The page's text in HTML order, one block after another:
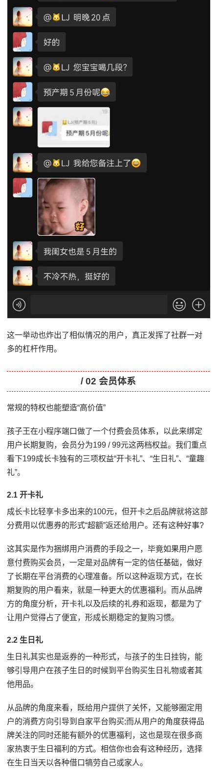
这一举动也炸出了相似情况的用户，真正发挥了社群一对
多的杠杆作用。
/ 02 会员体系
常规的特权也能塑造“高价值”
孩子王在小程序端口做了一个付费会员体系，以此来绑定
用户长期复购，会员分为199 / 99元这两档权益。我们重点
看下199成长卡独有的三项权益“开卡礼”、“生日礼”、“童趣
礼”。
2.1 开卡礼
成长卡比轻享卡多出来的100元，但开卡之后品牌就将这部
分费用以优惠券的形式“超额”返还给用户。还有这种好事?
这其实是作为捆绑用户消费的手段之一，毕竟如果用户愿
意付费购买会员，一定是对品牌有一定的信任基础，做好
了长期在平台消费的心理准备。所以这种返现方式，在长
期复购的用户看来，就是一种更大的优惠福利。而从品牌
方的角度分析，开卡礼以及后续的礼券和返现，都是为了
让用户觉得占了便宜，形成长期稳定的复购习惯。
2.2 生日礼
生日礼其实也是返券的一种形式，与孩子的生日挂钩，能
够引导用户在孩子生日的时候到平台购买生日礼物或者其
他用品。
从品牌的角度来看，既给用户提供了关怀，又能够圈定用
户的消费方向引导到自家平台购买;而从用户的角度获得品
牌关注的同时还能有额外的优惠福利，这也是现在很多商
家热衷于生日福利的方式。相信你也会有这种经历，选择
在生日当天以各种借口犒劳自己或家人。